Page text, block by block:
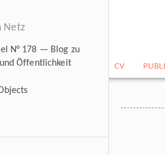
NEWS BILDARCHIV CV
Netz
N° 178 — Blog zu
Öffentlichkeit